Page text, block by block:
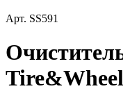
Арт. SS591